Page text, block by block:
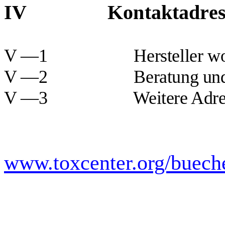
IV
V —1
Hersteller
V —2
Beratung
V —3
Weitere
www.toxcenter.org/